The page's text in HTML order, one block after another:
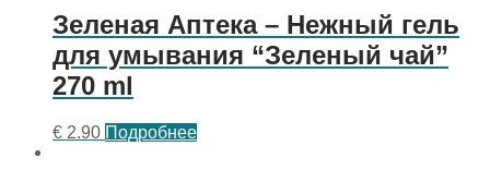
Зеленая Аптека – Нежный гель
для умывания “Зеленый чай”
270 ml
€ 2.90 Подробнее